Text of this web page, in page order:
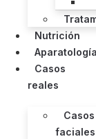
Nutrición
Aparatología
Casos
reales
faciales